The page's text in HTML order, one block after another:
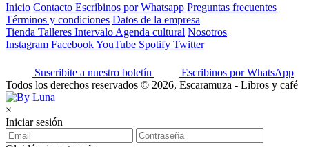
Inicio Contacto Escribinos por Whatsapp Preguntas frecuentes
Términos y condiciones Datos de la empresa
Tienda Talleres Intervalo Agenda cultural Nosotros
Instagram FacebookYouTube Spotify Twitter
Suscribite a nuestro boletín
Escribinos por WhatsApp
Todos los derechos reservados © 2026, Escaramuza - Libros y café
×
Iniciar sesión